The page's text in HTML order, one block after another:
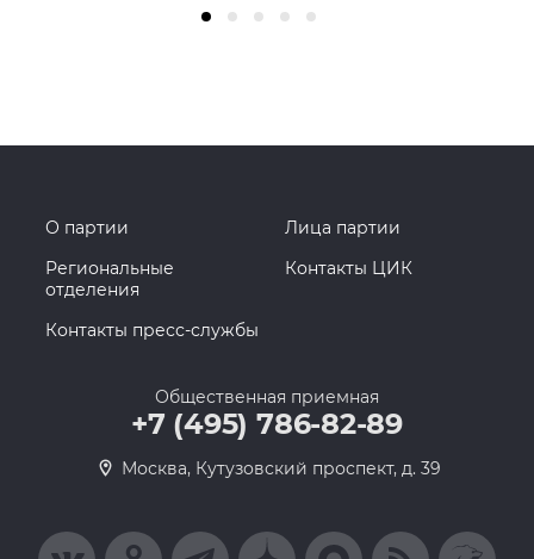
О партии
Лица партии
Региональные
отделения
Контакты ЦИК
Контакты пресс-службы
Общественная приемная
+7 (495) 786-82-89
Москва, Кутузовский проспект, д. 39